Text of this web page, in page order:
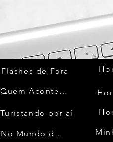
Flashes de Fora
Quem Acontece
Turistando por aí
No Mundo da Moda